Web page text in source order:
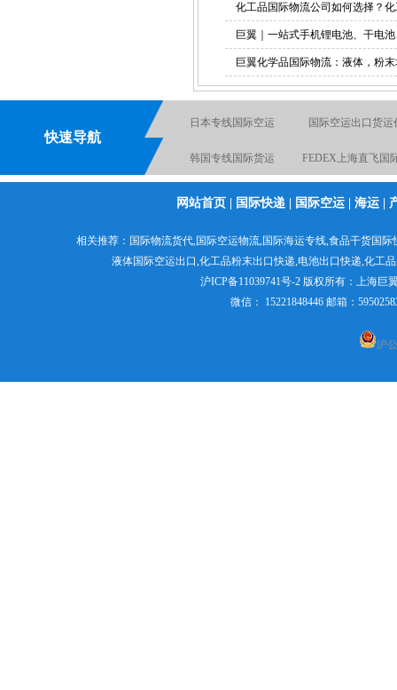
化工品国际物流公司如何选择？
巨翼｜一站式手机锂电池、干电
巨翼化学品国际物流：液体，粉
快速导航
日本专线国际空运 国际空运出口货运
电池国际快递出口 国际空运物流
化工品国际快递 液体粉末国际货
粉末国际货运出口 日本专线国际货代
网站首页 国际快递 国际空运 海运
相关推荐： 国际物流货代,国际空运物流,国际海运专线,食品干货国际
液体国际空运出口,化工品粉末出口快递,电池出口快递,化工
沪ICP备11039741号-2 版权所有： 上海巨
微信： 15221848446 邮箱：
沪